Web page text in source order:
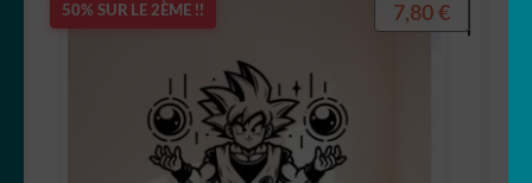
50% SUR LE 2ÈME !! 7,80 €